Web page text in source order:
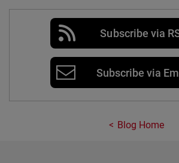
Subscribe via
Subscribe via
Blog Home